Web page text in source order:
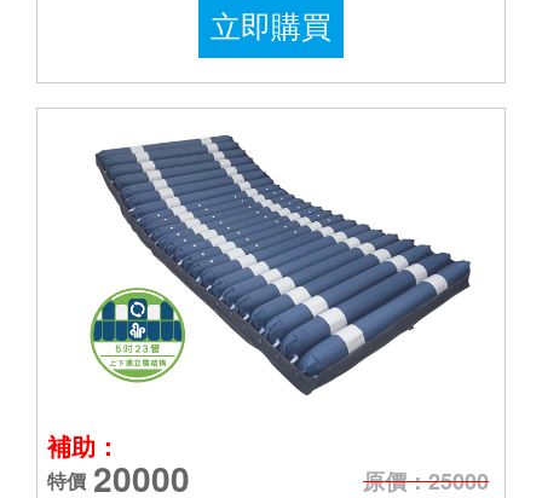
立即購買
補助：
特價 20000 原價：25000